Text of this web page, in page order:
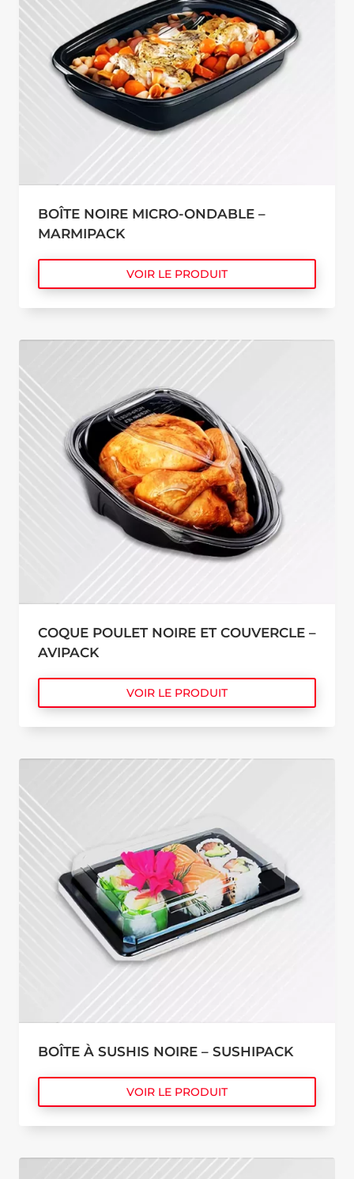
BOÎTE NOIRE MICRO-ONDABLE –
MARMIPACK
VOIR LE PRODUIT
COQUE POULET NOIRE ET COUVERCLE –
AVIPACK
VOIR LE PRODUIT
BOÎTE À SUSHIS NOIRE – SUSHIPACK
VOIR LE PRODUIT